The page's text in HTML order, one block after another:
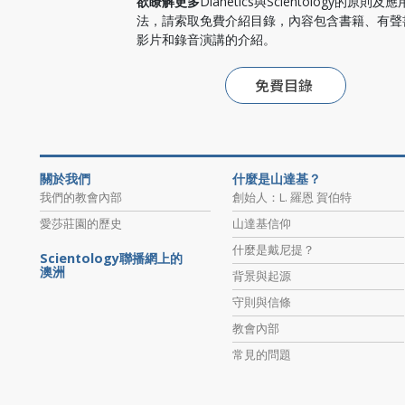
法，請索取免費介紹目錄，內容包含書籍、有
影片和錄音演講的介紹。
免費目錄
關於我們
我們的教會內部
愛莎莊園的歷史
Scientology聯播網上的
澳洲
什麼是山達基？
創始人：L. 羅恩 賀伯特
山達基信仰
什麼是戴尼提？
背景與起源
守則與信條
教會內部
常見的問題